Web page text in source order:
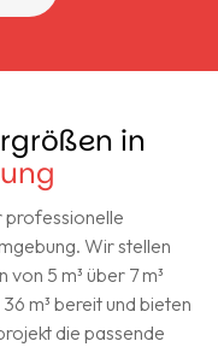
in
professionelle
Wir stellen
5 m³ über 7 m³
36 m³ bereit und bieten
die passende